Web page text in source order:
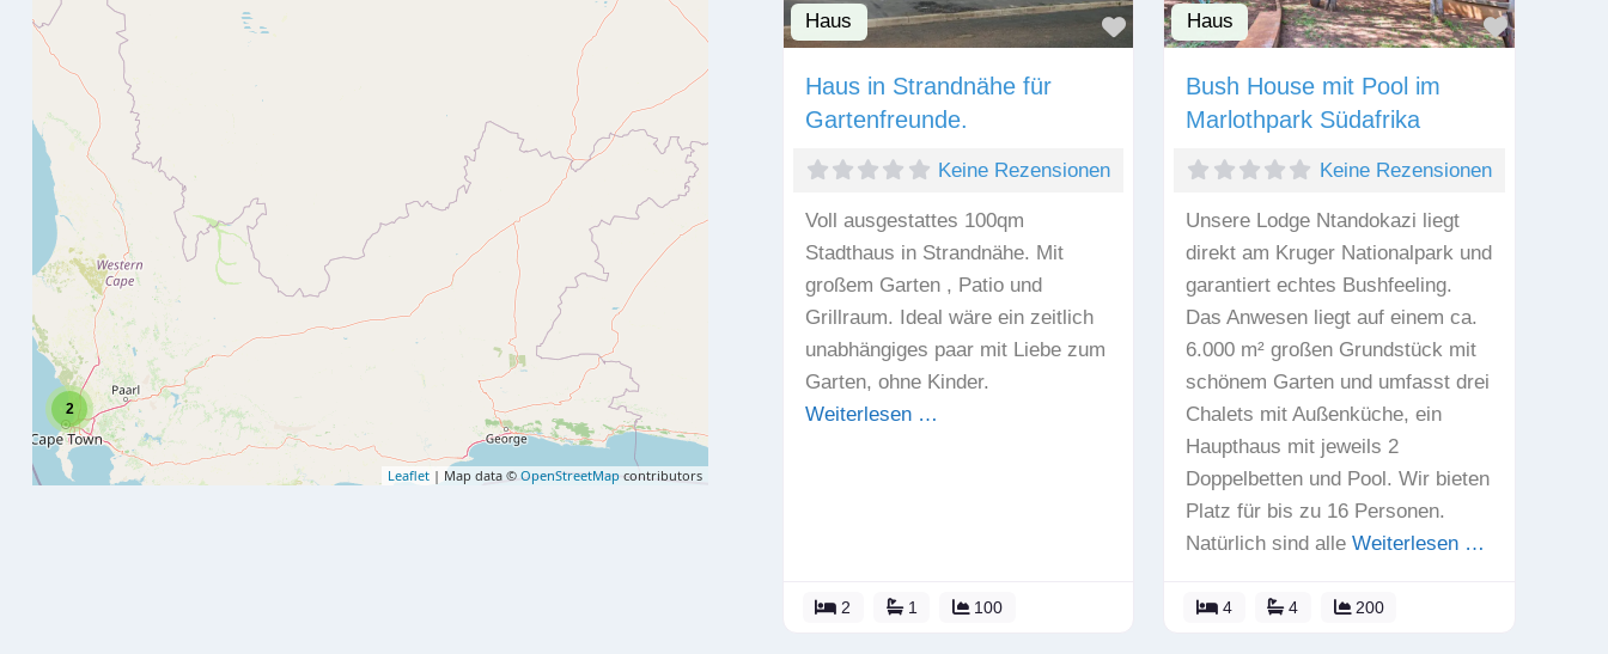
2
Leaflet| Map data © OpenStreetMapcontributors
Haus Favorit
Haus in Strandnähe für
Gartenfreunde.
Keine Rezensionen
Voll ausgestattes 100qm
Stadthaus in Strandnähe. Mit
großem Garten , Patio und
Grillraum. Ideal wäre ein zeitlich
unabhängiges paar mit Liebe zum
Garten, ohne Kinder.
Weiterlesen …
2 1 100
Haus Favorit
Bush House mit Pool im
Marlothpark Südafrika
Keine Rezensionen
Unsere Lodge Ntandokazi liegt
direkt am Kruger Nationalpark und
garantiert echtes Bushfeeling.
Das Anwesen liegt auf einem ca.
6.000 m² großen Grundstück mit
schönem Garten und umfasst drei
Chalets mit Außenküche, ein
Haupthaus mit jeweils 2
Doppelbetten und Pool. Wir bieten
Platz für bis zu 16 Personen.
Natürlich sind alleWeiterlesen …
4 4 200